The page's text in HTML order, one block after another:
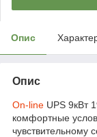
Опис
Опис
On-line UPS 9кВт
комфортные
чувствительному